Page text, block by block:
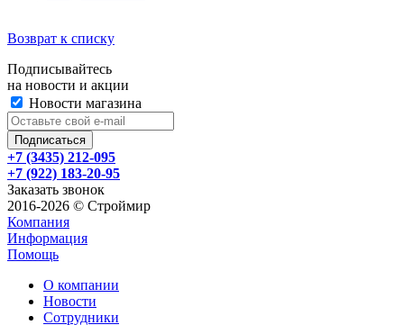
Возврат к списку
Подписывайтесь
на новости и акции
Новости магазина
+7 (3435) 212-095
+7 (922) 183-20-95
Заказать звонок
2016-2026 © Строймир
Компания
Информация
Помощь
О компании
Новости
Сотрудники